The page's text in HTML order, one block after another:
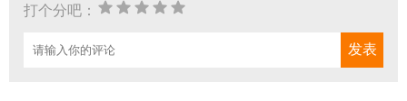
打个分吧：